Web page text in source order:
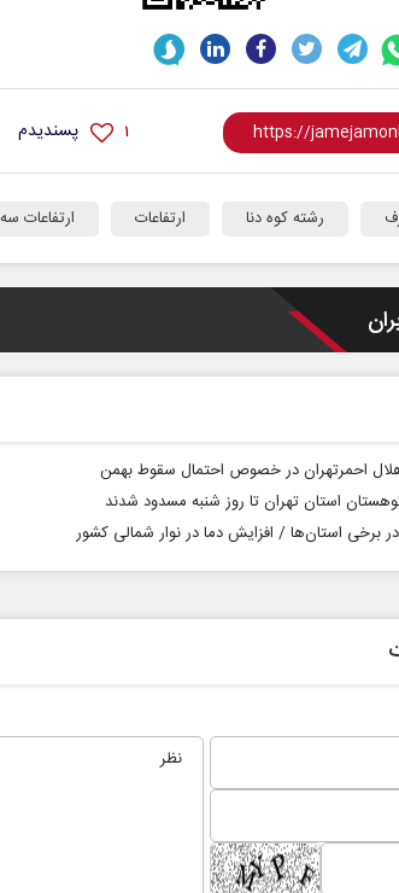
پسندیدم ۱
رشته کوه دنا ارتفاعات ارتفاعات
احمرتهران در خصوص احتمال سقوط بهمن
استان تهران تا روز شنبه مسدود شدند
برخی استان‌ها / افزایش دما در نوار شمالی کشور